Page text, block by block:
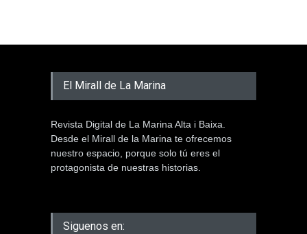
El Mirall de La Marina
Revista Digital de La Marina Alta i Baixa.
Desde el Mirall de la Marina te ofrecemos
nuestro espacio, porque solo tú eres el
protagonista de nuestras historias.
Siguenos en: